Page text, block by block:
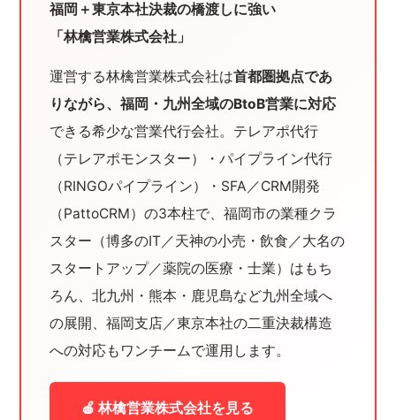
福岡＋東京本社決裁の橋渡しに強い
「林檎営業株式会社」
運営する林檎営業株式会社は首都圏拠点であ
りながら、福岡・九州全域のBtoB営業に対応
できる希少な営業代行会社。テレアポ代行
（テレアポモンスター）・パイプライン代行
（RINGOパイプライン）・SFA／CRM開発
（PattoCRM）の3本柱で、福岡市の業種クラ
スター（博多のIT／天神の小売・飲食／大名の
スタートアップ／薬院の医療・士業）はもち
ろん、北九州・熊本・鹿児島など九州全域へ
の展開、福岡支店／東京本社の二重決裁構造
への対応もワンチームで運用します。
🍎 林檎営業株式会社を見る